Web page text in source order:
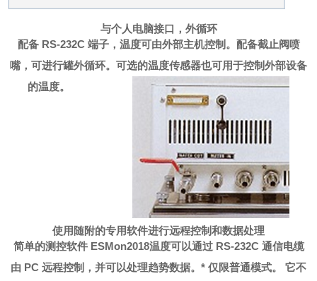
与个人电脑接口，外循环
配备 RS-232C 端子，温度可由外部主机控制。 配备截止阀喷
嘴，可进行罐外循环。 可选的温度传感器也可用于控制外部设备
的温度。
使用随附的专用软件进行远程控制和数据处理
简单的测控软件 ESMon2018温度可以通过 RS-232C 通信电缆
由 PC 远程控制，并可以处理趋势数据。 * 仅限普通模式。 它不